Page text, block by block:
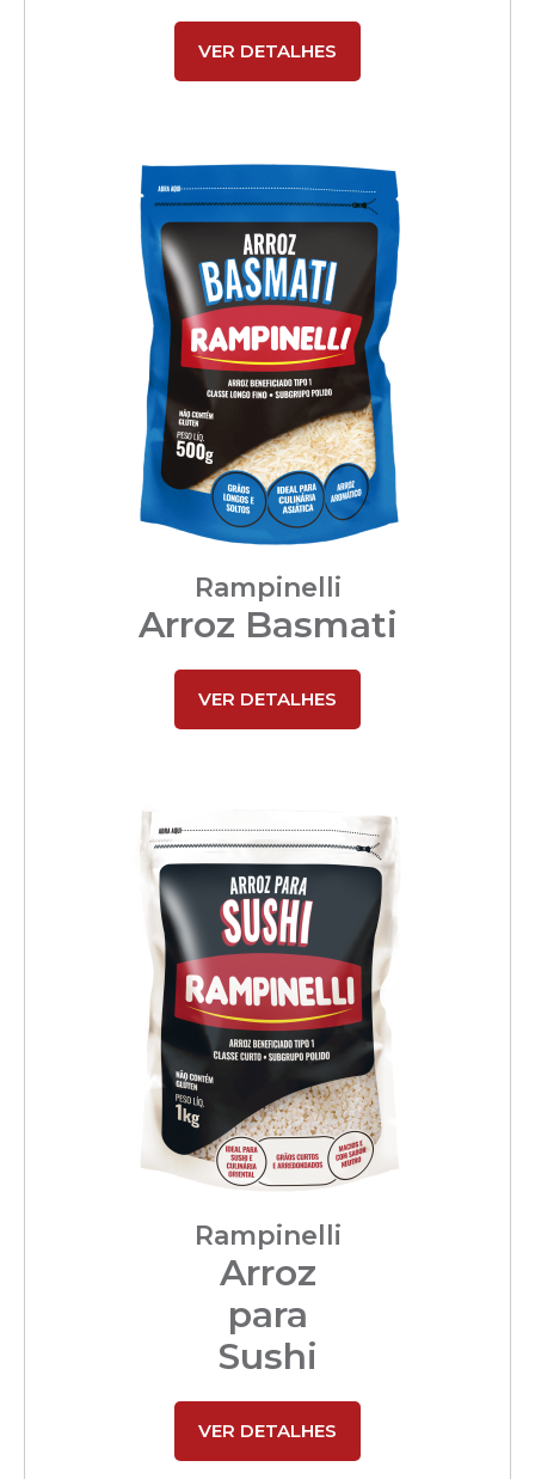
VER DETALHES
Rampinelli
Arroz Basmati
VER DETALHES
Rampinelli
Arroz
para
Sushi
VER DETALHES